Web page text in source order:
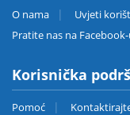
O nama Uvjeti
Pratite nas na
Korisnička
Pomoć